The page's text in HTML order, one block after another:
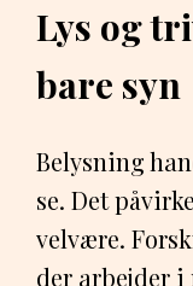
Lys og
bare syn
Belysning
se. Det
velvære.
der arbejder